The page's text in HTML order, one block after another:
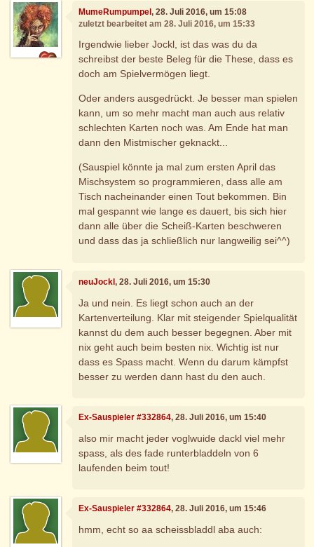
MumeRumpumpel, 28. Juli 2016, um 15:08
zuletzt bearbeitet am 28. Juli 2016, um 15:33
Irgendwie lieber Jockl, ist das was du da
schreibst der beste Beleg für die These, dass es
doch am Spielvermögen liegt.
Oder anders ausgedrückt. Je besser man spielen
kann, um so mehr macht man auch aus relativ
schlechten Karten noch was. Am Ende hat man
dann den Mistmischer geknackt...
(Sauspiel könnte ja mal zum ersten April das
Mischsystem so programmieren, dass alle am
Tisch nacheinander einen Tout bekommen. Bin
mal gespannt wie lange es dauert, bis sich hier
dann alle über die Scheiß-Karten beschweren
und dass das ja schließlich nur langweilig sei^^)
neuJockl, 28. Juli 2016, um 15:30
Ja und nein. Es liegt schon auch an der
Kartenverteilung. Klar mit steigender Spielqualität
kannst du dem auch besser begegnen. Aber mit
nix geht auch beim besten nix. Wichtig ist nur
dass es Spass macht. Wenn du darum kämpfst
besser zu werden dann hast du den auch.
Ex-Sauspieler #332864, 28. Juli 2016, um 15:40
also mir macht jeder voglwuide dackl viel mehr
spass, als des fade runterbladdeln von 6
laufenden beim tout!
Ex-Sauspieler #332864, 28. Juli 2016, um 15:46
hmm, echt so aa scheissbladdl aba auch: